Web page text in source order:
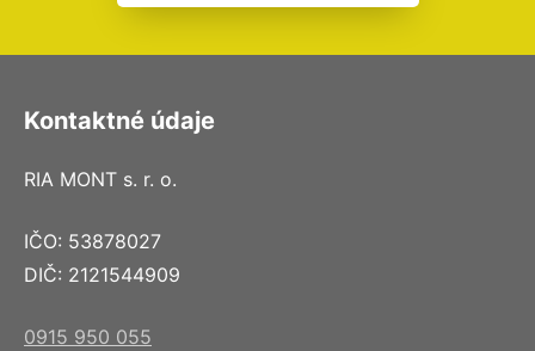
Kontaktné údaje
RIA MONT s. r. o.
IČO: 53878027
DIČ: 2121544909
0915 950 055